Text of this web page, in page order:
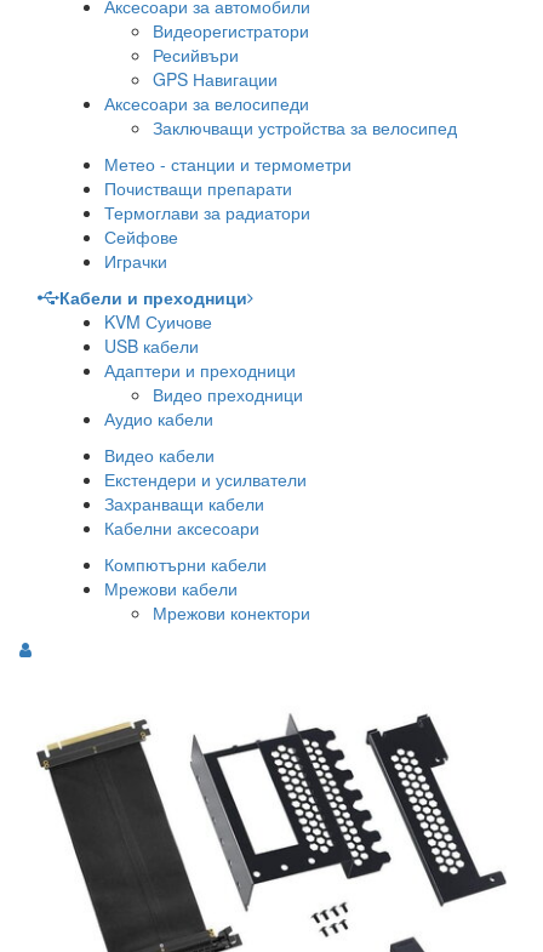
Аксесоари за автомобили
Видеорегистратори
Ресийвъри
GPS Навигации
Аксесоари за велосипеди
Заключващи устройства за велосипед
Метео - станции и термометри
Почистващи препарати
Термоглави за радиатори
Сейфове
Играчки
Кабели и преходници
KVM Суичове
USB кабели
Адаптери и преходници
Видео преходници
Аудио кабели
Видео кабели
Екстендери и усилватели
Захранващи кабели
Кабелни аксесоари
Компютърни кабели
Мрежови кабели
Мрежови конектори